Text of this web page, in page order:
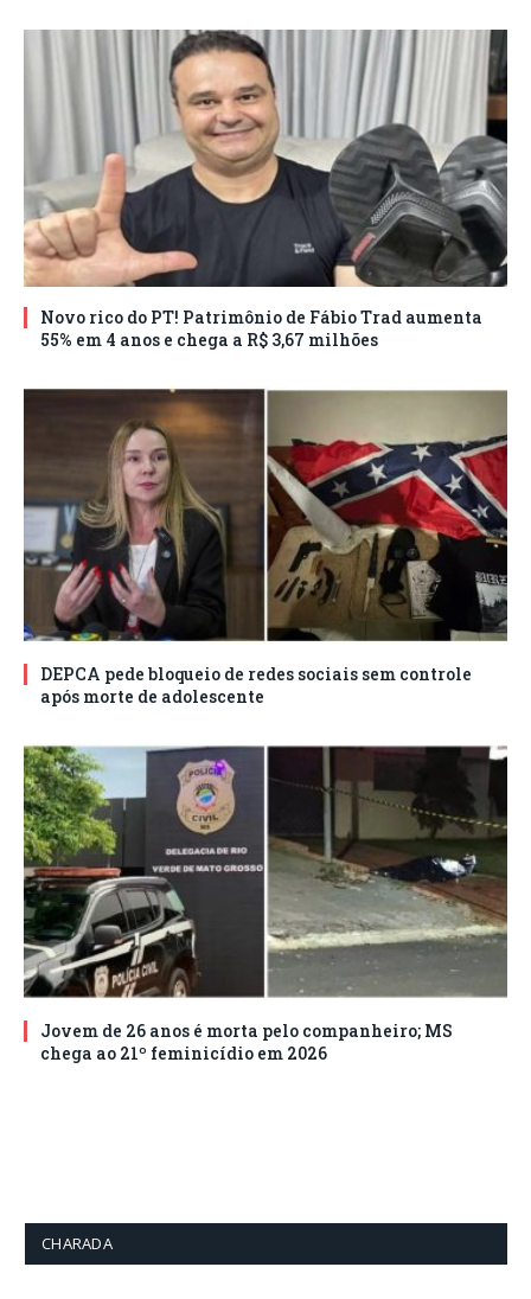
Novo rico do PT! Patrimônio de Fábio Trad aumenta
55% em 4 anos e chega a R$ 3,67 milhões
DEPCA pede bloqueio de redes sociais sem controle
após morte de adolescente
Jovem de 26 anos é morta pelo companheiro; MS
chega ao 21º feminicídio em 2026
CHARADA